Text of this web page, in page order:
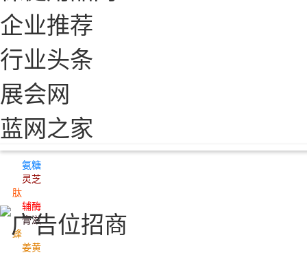
企业推荐
行业头条
展会网
蓝网之家
氨糖
灵芝
肽
辅酶 辅酶
膏滋膏滋
蜂蜂
姜黄